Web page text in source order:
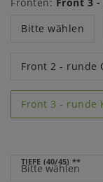
Bitte wählen
Front 2 - runde
Front 3 - runde
TIEFE (40/45) **